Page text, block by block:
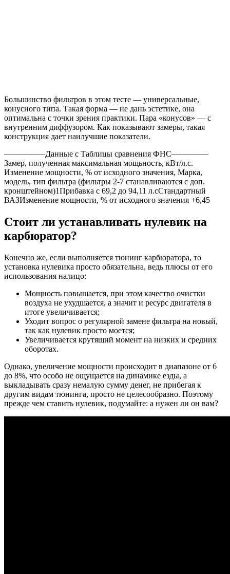
Большинство фильтров в этом тесте — универсальные,
конусного типа. Такая форма — не дань эстетике, она
оптимальна с точки зрения практики. Пара «конусов» — с
внутренним диффузором. Как показывают замеры, такая
конструкция дает наилучшие показатели.
—————Данные с Таблицы сравнения ФНС————–
Замер, полученная максимальная мощьность, кВт/л.с.
Изменение мощности, % от исходного значения, Марка,
модель, тип фильтра (фильтры 2-7 станавливаются с доп.
кронштейном)1Прибавка с 69,2 до 94,11 л.сСтандартный
ВАЗИзменение мощности, % от исходного значения +6,45
Стоит ли устанавливать нулевик на
карбюратор?
Конечно же, если выполняется тюнинг карбюратора, то
установка нулевика просто обязательна, ведь плюсы от его
использования налицо:
Мощность повышается, при этом качество очистки
воздуха не ухудшается, а значит и ресурс двигателя в
итоге увеличивается;
Уходит вопрос о регулярной замене фильтра на новый,
так как нулевик просто моется;
Увеличивается крутящий момент на низких и средних
оборотах.
Однако, увеличение мощности происходит в диапазоне от 6
до 8%, что особо не ощущается на динамике езды, а
выкладывать сразу немалую сумму денег, не прибегая к
другим видам тюнинга, просто не целесообразно. Поэтому
прежде чем ставить нулевик, подумайте: а нужен ли он вам?